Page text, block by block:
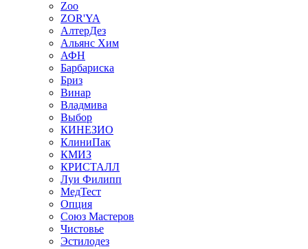
Zoo
ZOR'YA
АлтерДез
Альянс Хим
АФН
Барбариска
Бриз
Винар
Владмива
Выбор
КИНЕЗИО
КлиниПак
КМИЗ
КРИСТАЛЛ
Луи Филипп
МедТест
Опция
Союз Мастеров
Чистовье
Эстилодез